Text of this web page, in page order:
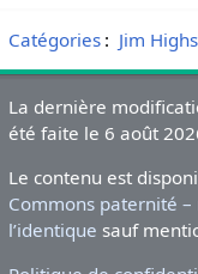
Catégories: Jim
La dernière
été faite le 6 août
Le contenu est
Commons paternité
l’identique sauf